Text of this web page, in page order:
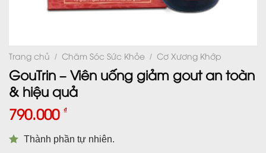
Trang chủ / Chăm Sóc Sức Khỏe / Cơ Xương Khớp
GouTrin – Viên uống giảm gout an toàn
& hiệu quả
790.000 ₫
Thành phần tự nhiên.